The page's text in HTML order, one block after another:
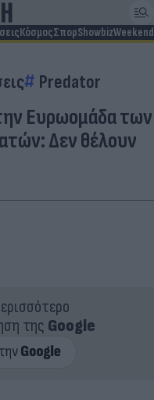
ΚόσμοςΣπορShowbizWeekend
Predator
Ευρωομάδα των
Δεν θέλουν
της Google